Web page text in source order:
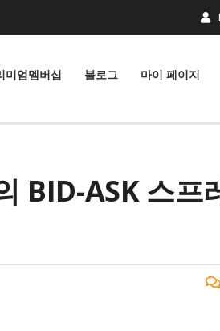
미엄멤버십 블로그 마이 페이지
BID-ASK 스프